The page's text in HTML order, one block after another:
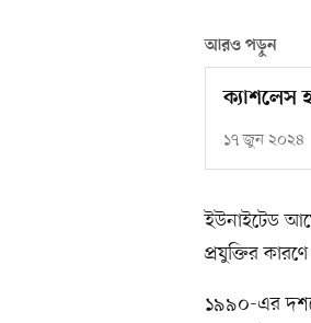
আরও পড়ুন
ক্যাশলেস
১৭ জুন ২০২৪
ইউনাইটেড
প্রযুক্তির
১৯৯০-এর